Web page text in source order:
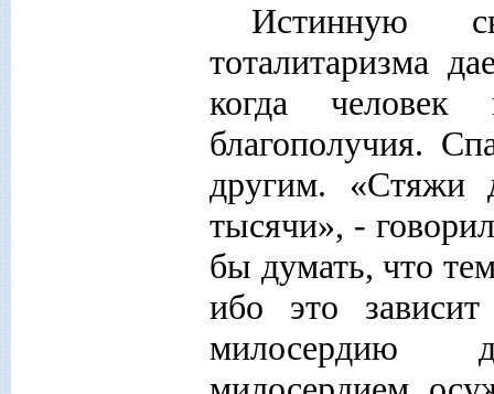
Истинную
тоталитаризма
когда человек
благополучия.
другим. «Стяжи
тысячи», -
бы думать, что
ибо это
милосердию